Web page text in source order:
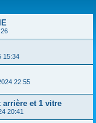
15:34
22:55
arrière et 1 vitre
20:41